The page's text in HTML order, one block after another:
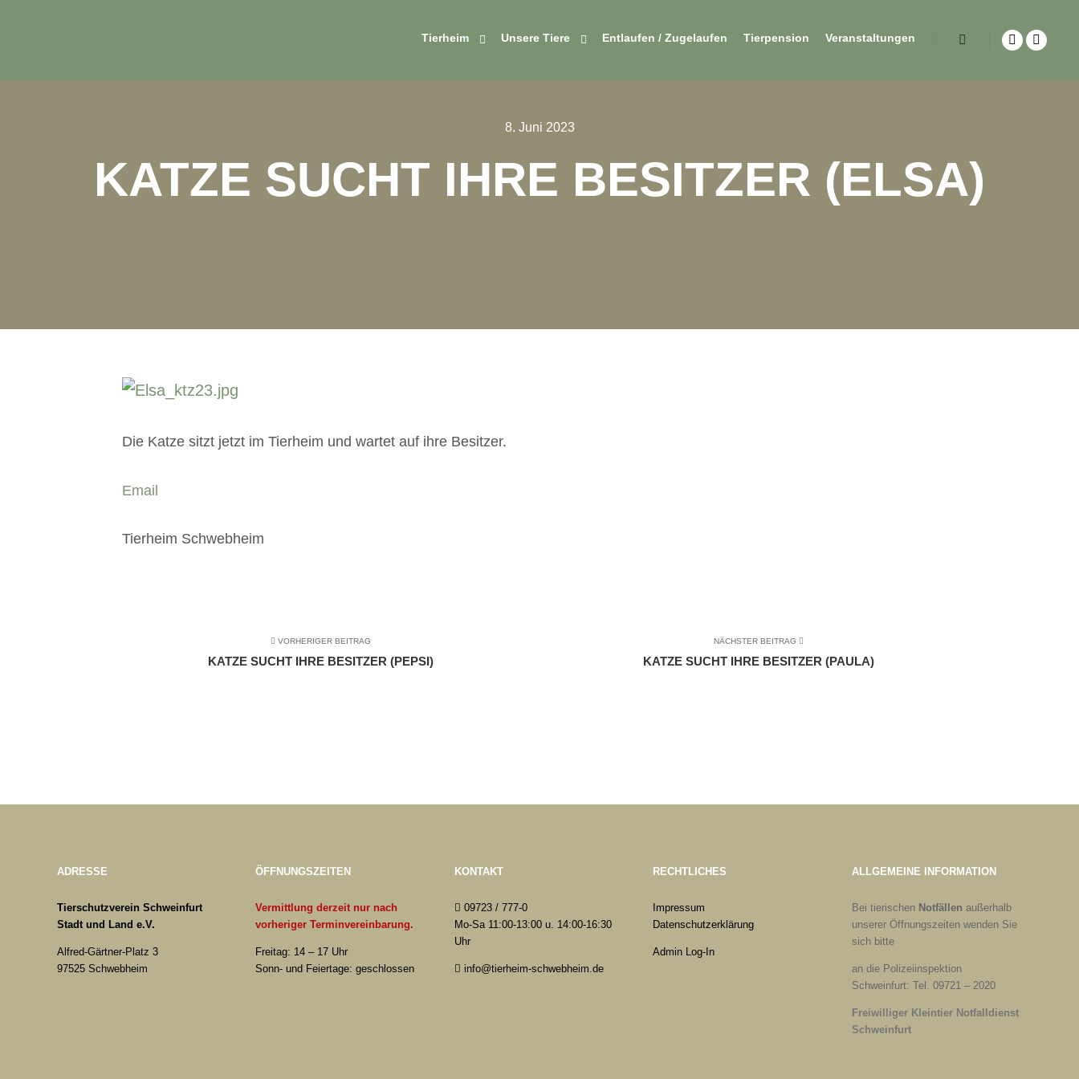
Tierheim Unsere Tiere Entlaufen / Zugelaufen Tierpension Veranstaltungen
8. Juni 2023
KATZE SUCHT IHRE BESITZER (ELSA)
Die Katze sitzt jetzt im Tierheim und wartet auf ihre Besitzer.
Email
Tierheim Schwebheim
VORHERIGER BEITRAG
KATZE SUCHT IHRE BESITZER (PEPSI)
NÄCHSTER BEITRAG
KATZE SUCHT IHRE BESITZER (PAULA)
ADRESSE
Tierschutzverein Schweinfurt
Stadt und Land e.V.
Alfred-Gärtner-Platz 3
97525 Schwebheim
ÖFFNUNGSZEITEN
Vermittlung derzeit nur nach
vorheriger Terminvereinbarung.
Freitag: 14 – 17 Uhr
Sonn- und Feiertage: geschlossen
KONTAKT
09723 / 777-0
Mo-Sa 11:00-13:00 u. 14:00-16:30
Uhr
info@tierheim-schwebheim.de
RECHTLICHES
Impressum
Datenschutzerklärung
Admin Log-In
ALLGEMEINE INFORMATION
Bei tierischen Notfällen außerhalb
unserer Öffnungszeiten wenden Sie
sich bitte
an die Polizeiinspektion
Schweinfurt: Tel. 09721 – 2020
Freiwilliger Kleintier Notfalldienst
Schweinfurt